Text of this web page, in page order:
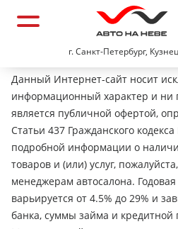
г. Санкт-Петербург,
Данный Интернет-сайт носит
информационный характер и ни
является публичной офертой,
Статьи 437 Гражданского
подробной информации о
товаров и (или) услуг,
менеджерам автосалона. Годовая
варьируется от 4.5% до 29% и
банка, суммы займа и